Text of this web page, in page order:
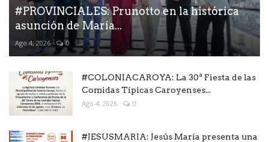
#PROVINCIALES: Prunotto en la histórica
asunción de María...
Ago 4, 2026 0
#COLONIACAROYA: La 30ª Fiesta de las
Comidas Típicas Caroyenses...
Ago 4, 2026 0
#JESUSMARIA: Jesús María presenta una